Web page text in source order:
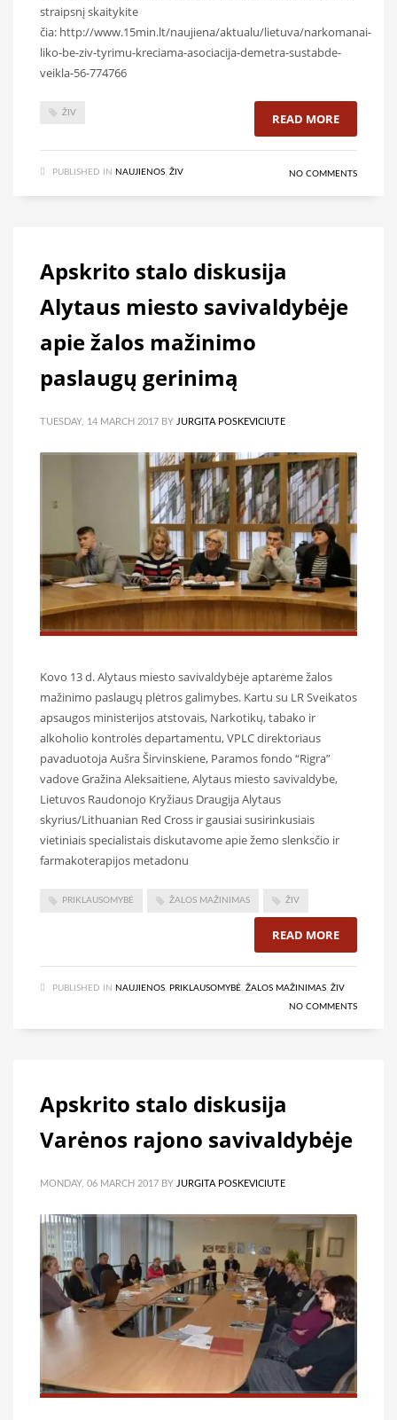
straipsnį skaitykite
čia: http://www.15min.lt/naujiena/aktualu/lietuva/narkomanai-
liko-be-ziv-tyrimu-kreciama-asociacija-demetra-sustabde-
veikla-56-774766
ŽIV READ MORE
PUBLISHED IN NAUJIENOS ŽIV NO COMMENTS
Apskrito stalo diskusija
Alytaus miesto savivaldybėje
apie žalos mažinimo
paslaugų gerinimą
TUESDAY, 14 MARCH 2017 BY JURGITA POSKEVICIUTE
Kovo 13 d. Alytaus miesto savivaldybėje aptarėme žalos
mažinimo paslaugų plėtros galimybes. Kartu su LR Sveikatos
apsaugos ministerijos atstovais, Narkotikų, tabako ir
alkoholio kontrolės departamentu, VPLC direktoriaus
pavaduotoja Aušra Širvinskiene, Paramos fondo “Rigra”
vadove Gražina Aleksaitiene, Alytaus miesto savivaldybe,
Lietuvos Raudonojo Kryžiaus Draugija Alytaus
skyrius/Lithuanian Red Cross ir gausiai susirinkusiais
vietiniais specialistais diskutavome apie žemo slenksčio ir
farmakoterapijos metadonu
PRIKLAUSOMYBĖ ŽALOS MAŽINIMAS ŽIV
READ MORE
PUBLISHED IN NAUJIENOS PRIKLAUSOMYBĖ ŽALOS MAŽINIMAS ŽIV
NO COMMENTS
Apskrito stalo diskusija
Varėnos rajono savivaldybėje
MONDAY, 06 MARCH 2017 BY JURGITA POSKEVICIUTE